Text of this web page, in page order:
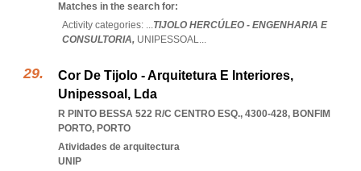
Matches in the search for:
Activity categories: ...TIJOLO HERCÚLEO - ENGENHARIA E
CONSULTORIA, UNIPESSOAL...
Cor De Tijolo - Arquitetura E Interiores,
Unipessoal, Lda
R PINTO BESSA 522 R/C CENTRO ESQ., 4300-428, BONFIM
PORTO, PORTO
Atividades de arquitectura
UNIP